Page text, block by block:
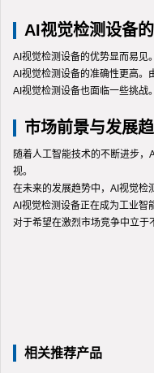
AI视觉检测设备
AI视觉检测设备的优势显而易见
AI视觉检测设备的准确性更高。
AI视觉检测设备也面临一些挑战
市场前景与发展
随着人工智能技术的不断进步
视。
在未来的发展趋势中，AI视觉检
AI视觉检测设备正在成为工业智
对于希望在激烈市场竞争中立于
相关推荐产品